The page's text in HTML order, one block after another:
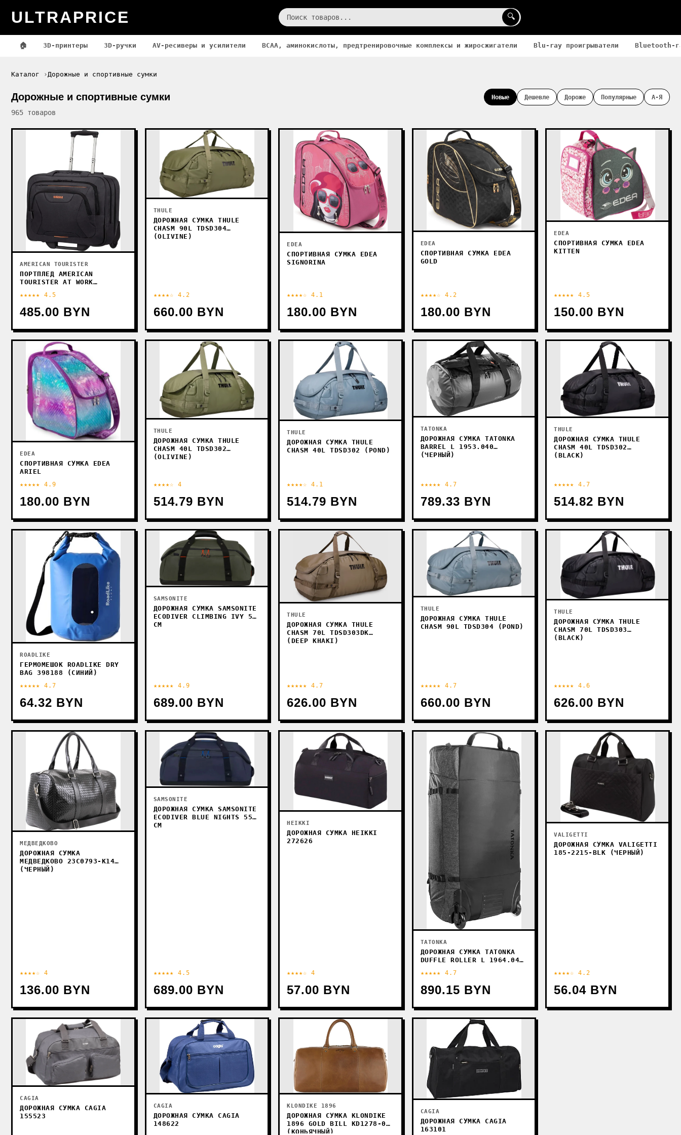
ULTRAPRICE 🔍
🏠 3D-принтеры 3D-ручки AV-ресиверы и усилители BCAA, аминокислоты, предтренировочные комплексы и жиросжигатели Blu-ray проигрыватели Bluetooth-
Каталог Дорожные и спортивные сумки
Дорожные и спортивные сумки
965 товаров
Новые Дешевле Дороже Популярные А-Я
AMERICAN TOURISTER
ПОРТПЛЕД AMERICAN
TOURISTER AT WORK
★★★★★ 4.5
485.00 BYN
THULE
ДОРОЖНАЯ СУМКА THULE
CHASM 90L TDSD304
(OLIVINE)
★★★★☆ 4.2
660.00 BYN
EDEA
СПОРТИВНАЯ СУМКА EDEA
SIGNORINA
★★★★☆ 4.1
180.00 BYN
EDEA
СПОРТИВНАЯ СУМКА EDEA
GOLD
★★★★☆ 4.2
180.00 BYN
EDEA
СПОРТИВНАЯ СУМКА EDEA
KITTEN
★★★★★ 4.5
150.00 BYN
EDEA
СПОРТИВНАЯ СУМКА EDEA
ARIEL
★★★★★ 4.9
180.00 BYN
THULE
ДОРОЖНАЯ СУМКА THULE
CHASM 40L TDSD302
(OLIVINE)
★★★★☆ 4
514.79 BYN
THULE
ДОРОЖНАЯ СУМКА THULE
CHASM 40L TDSD302 (POND)
★★★★☆ 4.1
514.79 BYN
TATONKA
ДОРОЖНАЯ СУМКА TATONKA
BARREL L 1953.040
(ЧЕРНЫЙ)
★★★★★ 4.7
789.33 BYN
THULE
ДОРОЖНАЯ СУМКА THULE
CHASM 40L TDSD302
(BLACK)
★★★★★ 4.7
514.82 BYN
ROADLIKE
ГЕРМОМЕШОК ROADLIKE DRY
BAG 398188 (СИНИЙ)
★★★★★ 4.7
64.32 BYN
SAMSONITE
ДОРОЖНАЯ СУМКА SAMSONITE
ECODIVER CLIMBING IVY 55
СМ
★★★★★ 4.9
689.00 BYN
THULE
ДОРОЖНАЯ СУМКА THULE
CHASM 70L TDSD303DK
(DEEP KHAKI)
★★★★★ 4.7
626.00 BYN
THULE
ДОРОЖНАЯ СУМКА THULE
CHASM 90L TDSD304 (POND)
★★★★★ 4.7
660.00 BYN
THULE
ДОРОЖНАЯ СУМКА THULE
CHASM 70L TDSD303
(BLACK)
★★★★★ 4.6
626.00 BYN
МЕДВЕДКОВО
ДОРОЖНАЯ СУМКА
МЕДВЕДКОВО 23С0793-К14
(ЧЕРНЫЙ)
★★★★☆ 4
136.00 BYN
SAMSONITE
ДОРОЖНАЯ СУМКА SAMSONITE
ECODIVER BLUE NIGHTS 55
СМ
★★★★★ 4.5
689.00 BYN
HEIKKI
ДОРОЖНАЯ СУМКА HEIKKI
272626
★★★★☆ 4
57.00 BYN
TATONKA
ДОРОЖНАЯ СУМКА TATONKA
DUFFLE ROLLER L 1964.040
★★★★★ 4.7
890.15 BYN
VALIGETTI
ДОРОЖНАЯ СУМКА VALIGETTI
185-2215-BLK (ЧЕРНЫЙ)
★★★★☆ 4.2
56.04 BYN
CAGIA
ДОРОЖНАЯ СУМКА CAGIA
155523
CAGIA
ДОРОЖНАЯ СУМКА CAGIA
148622
KLONDIKE 1896
ДОРОЖНАЯ СУМКА KLONDIKE
1896 GOLD BILL KD1278-04
(КОНЬЯЧНЫЙ)
CAGIA
ДОРОЖНАЯ СУМКА CAGIA
163101